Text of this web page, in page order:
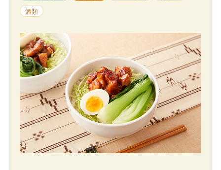
酒類